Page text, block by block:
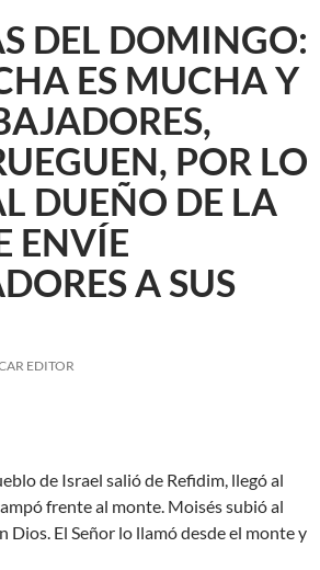
DEL DOMINGO:
ES MUCHA Y
POR LO
DUEÑO DE LA
ENVÍE
A SUS
EDITOR
de Israel salió de Refidim, llegó al
frente al monte. Moisés subió al
Dios. El Señor lo llamó desde el monte y